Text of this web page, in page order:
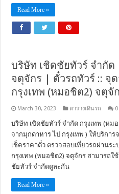
Read More »
บริษัท เชิดชัยทัวร์ จำกัด
จตุจักร | ตั๋วรถทัวร์ :: จุ
กรุงเทพ (หมอชิต2) จตุจั
March 30, 2023 ตารางเดินรถ 0
บริษัท เชิดชัยทัวร์ จำกัด กรุงเทพ (หม
จากมุกดาหาร ไป กรุงเทพ ) ให้บริกา
เช็คราคาตั๋ว ตรวจสอบเที่ยวรถผ่านร
กรุงเทพ (หมอชิต2) จตุจักร สามารถใ
ชัยทัวร์ จำกัดดูละกัน
Read More »